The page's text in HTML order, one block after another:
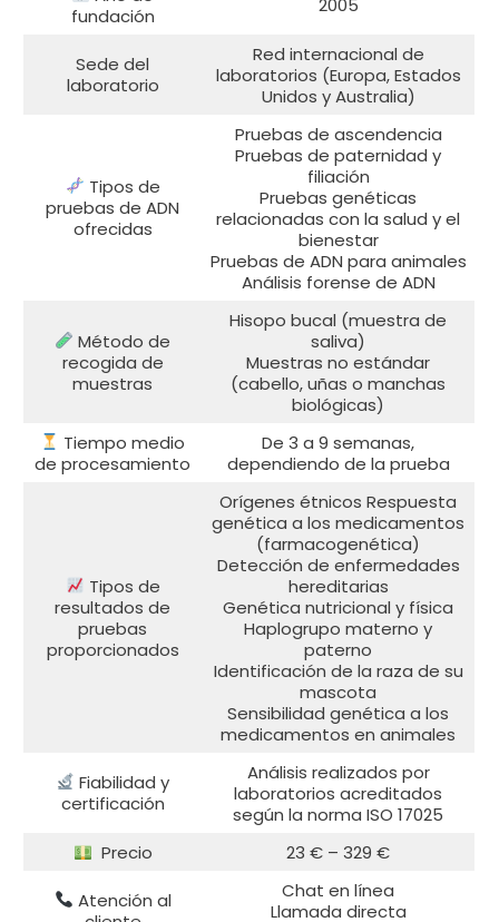
fundación
Sede del
laboratorio
Red internacional de
laboratorios (Europa, Estados
Unidos y Australia)
Tipos de
pruebas de ADN
ofrecidas
Pruebas de ascendencia
Pruebas de paternidad y
filiación
Pruebas genéticas
relacionadas con la salud y el
bienestar
Pruebas de ADN para animales
Análisis forense de ADN
Método de
recogida de
muestras
Hisopo bucal (muestra de
saliva)
Muestras no estándar
(cabello, uñas o manchas
biológicas)
Tiempo medio
de procesamiento
De 3 a 9 semanas,
dependiendo de la prueba
Tipos de
resultados de
pruebas
proporcionados
Orígenes étnicos Respuesta
genética a los medicamentos
(farmacogenética)
Detección de enfermedades
hereditarias
Genética nutricional y física
Haplogrupo materno y
paterno
Identificación de la raza de su
mascota
Sensibilidad genética a los
medicamentos en animales
Fiabilidad y
certificación
Análisis realizados por
laboratorios acreditados
según la norma ISO 17025
Precio
23 € – 329 €
Atención al
Chat en línea
Llamada directa